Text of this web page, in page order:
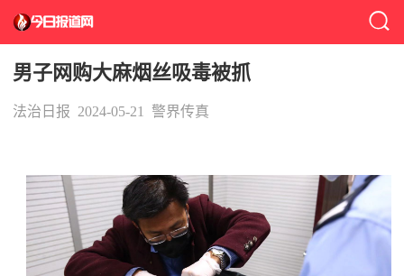
男子网购大麻烟丝吸毒被抓
法治日报 2024-05-21 警界传真